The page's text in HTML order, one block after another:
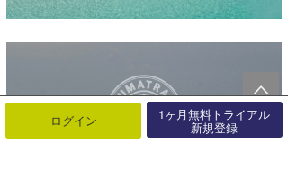
ログイン 1ヶ月無料トライアル
新規登録